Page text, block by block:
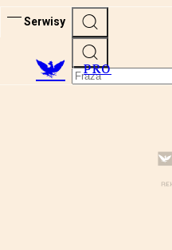
Serwisy
PRO